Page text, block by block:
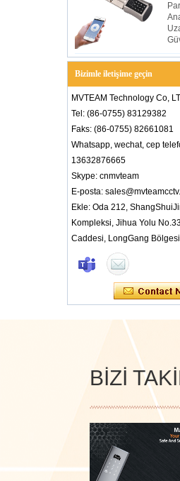
Bizimle iletişime geçin
MVTEAM Technology Co,
Tel: (86-0755) 83129382
Faks: (86-0755) 82661081
Whatsapp, wechat, cep
13632876665
Skype: cnmvteam
E-posta:
Ekle: Oda 212,
Kompleksi, Jihua Yolu
Caddesi, LongGang
BIZI